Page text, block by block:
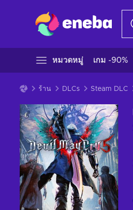
หมวดหมู่ เกม -90%
ร้าน DLCs Steam DLC